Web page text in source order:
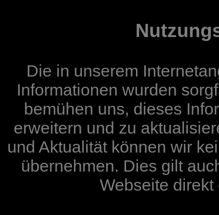
Die in unserem
Informationen wurden
bemühen uns, dieses
erweitern und zu
und Aktualität können wir
übernehmen. Dies gilt
Webseite